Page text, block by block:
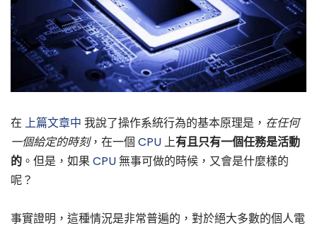
在 上篇文章中 我說了操作系統行為的基本原理是， 在任何
一個給定的時刻，在一個 CPU上有且只有一個任務是活動
的 。但是，如果CPU無事可做的時候，又會是什麼樣的
呢？
事實證明，這種情況是非常普遍的，對於絕大多數的個人電